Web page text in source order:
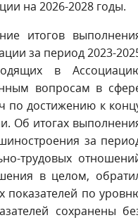
на 2026-2028 годы.
итогов
за период 2023-
в
вопросам в
по достижению к
Об итогах
за
трудовых
в целом,
показателей по
сохранены